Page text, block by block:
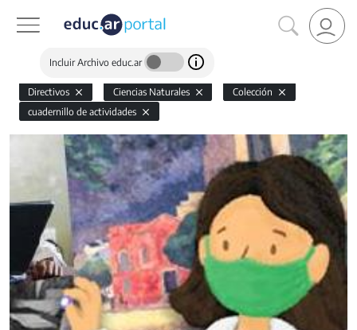
Incluir Archivo educ.ar
Directivos Ciencias Naturales
Colección
cuadernillo de actividades